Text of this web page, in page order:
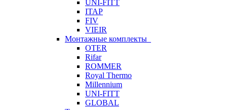
UNI-FITT
ITAP
FIV
VIEIR
Монтажные комплекты
OTER
Rifar
ROMMER
Royal Thermo
Millennium
UNI-FITT
GLOBAL